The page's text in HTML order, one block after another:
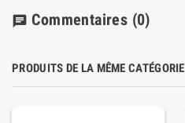
chat Commentaires (0)
PRODUITS DE LA MÊME CATÉGORIE